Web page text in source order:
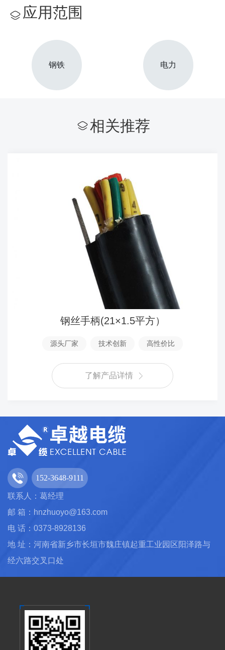
应用范围
钢铁 电力
相关推荐
钢丝手柄(21×1.5平方）
源头厂家 技术创新 高性价比
了解产品详情
152-3648-9111
联系人：葛经理
邮 箱：hnzhuoyo@163.com
电 话：0373-8928136
地 址：河南省新乡市长垣市魏庄镇起重工业园区阳泽路与
经六路交叉口处